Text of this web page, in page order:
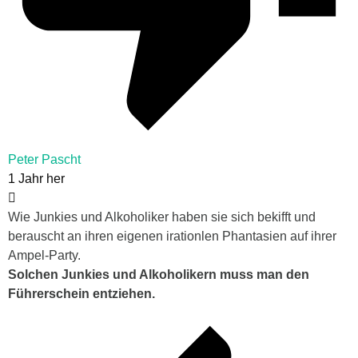
Peter Pascht
1 Jahr her
Wie Junkies und Alkoholiker haben sie sich bekifft und
berauscht an ihren eigenen irationlen Phantasien auf ihrer
Ampel-Party.
Solchen Junkies und Alkoholikern muss man den
Führerschein entziehen.